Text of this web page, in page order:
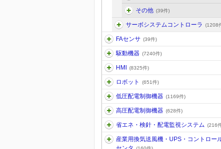
その他 (39件)
サーボシステムコントローラ (1208
FAセンサ (39件)
駆動機器 (7240件)
HMI (8325件)
ロボット (651件)
低圧配電制御機器 (1169件)
高圧配電制御機器 (628件)
省エネ・検針・配電監視システム (216
産業用換気送風機・UPS・コントロー